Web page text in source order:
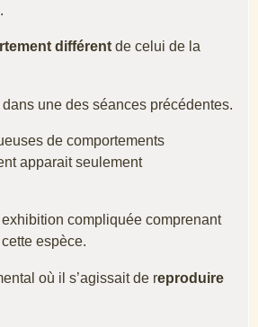
différent de celui de la
une des séances précédentes.
de comportements
apparait seulement
compliquée comprenant
espèce.
où il s’agissait de reproduire